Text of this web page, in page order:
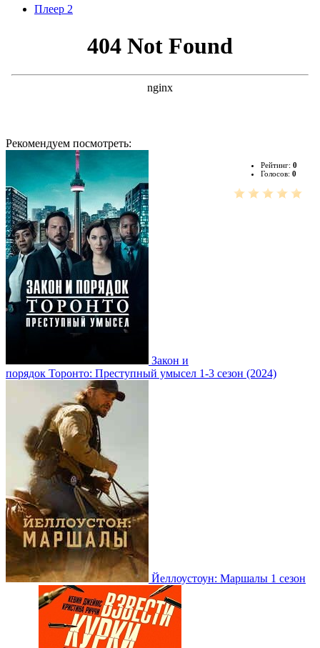
Плеер 2
Рекомендуем посмотреть:
Рейтинг: 0
Голосов: 0
Закон и
порядок Торонто: Преступный умысел 1-3 сезон (2024)
Йеллоустоун: Маршалы 1 сезон